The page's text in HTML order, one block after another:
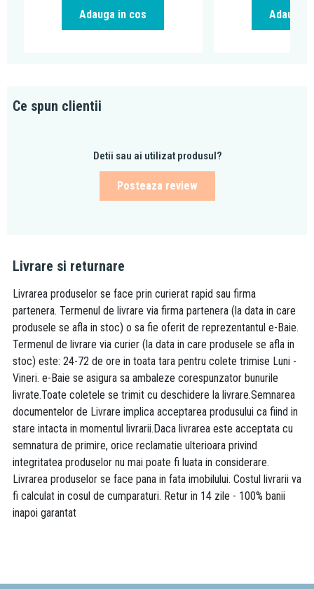
Adauga in cos Adauga
Ce spun clientii
Detii sau ai utilizat produsul?
Posteaza review
Livrare si returnare
Livrarea produselor se face prin curierat rapid sau firma
partenera. Termenul de livrare via firma partenera (la data in care
produsele se afla in stoc) o sa fie oferit de reprezentantul e-Baie.
Termenul de livrare via curier (la data in care produsele se afla in
stoc) este: 24-72 de ore in toata tara pentru colete trimise Luni -
Vineri. e-Baie se asigura sa ambaleze corespunzator bunurile
livrate.Toate coletele se trimit cu deschidere la livrare.Semnarea
documentelor de Livrare implica acceptarea produsului ca fiind in
stare intacta in momentul livrarii.Daca livrarea este acceptata cu
semnatura de primire, orice reclamatie ulterioara privind
integritatea produselor nu mai poate fi luata in considerare.
Livrarea produselor se face pana in fata imobilului. Costul livrarii va
fi calculat in cosul de cumparaturi. Retur in 14 zile - 100% banii
inapoi garantat